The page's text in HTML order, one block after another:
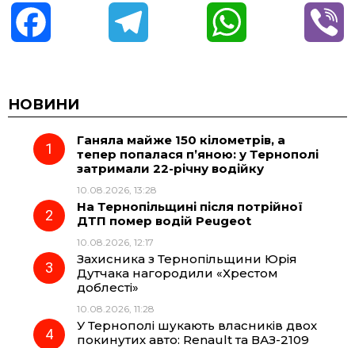
c
e
o
o
e
r
a
t
A
p
НОВИНИ
Ганяла майже 150 кілометрів, а
тепер попалася п’яною: у Тернополі
затримали 22-річну водійку
10.08.2026, 13:28
На Тернопільщині після потрійної
ДТП помер водій Peugeot
10.08.2026, 12:17
Захисника з Тернопільщини Юрія
Дутчака нагородили «Хрестом
доблесті»
10.08.2026, 11:28
У Тернополі шукають власників двох
покинутих авто: Renault та ВАЗ-2109